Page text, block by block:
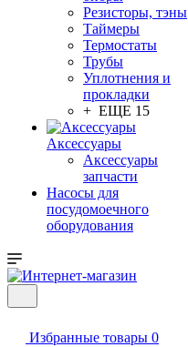
Резисторы, тэны
Таймеры
Термостаты
Трубы
Уплотнения и
прокладки
+ ЕЩЕ 15
Аксессуары
Аксессуары
запчасти
Насосы для
посудомоечного
оборудования
Избранные товары 0